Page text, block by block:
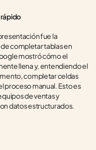
fue la
completar tablas en
mostró cómo el
llena y, entendiendo el
completar celdas
proceso manual. Esto es
de ventas y
datos estructurados.